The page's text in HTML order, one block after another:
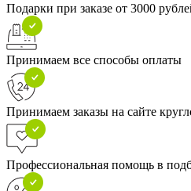
Подарки при заказе от 3000
Принимаем все способы оплаты
Принимаем заказы на сайте
Профессиональная помощь в